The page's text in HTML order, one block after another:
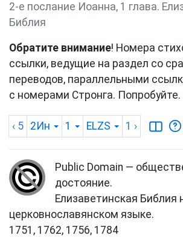
2-е послание Иоанна, 1 глава.
Библия
Обратите внимание! Номера
ссылки, ведущие на раздел со
переводов, параллельными
с номерами Стронга. Попробуйте.
‹ 5 2Ин 1 ELZS 1 ›
Public Domain —
достояние.
Елизаветинская Библия
церковнославянском языке.
1751, 1762, 1756, 1784